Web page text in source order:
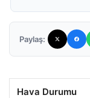
Paylaş:
Hava Durumu